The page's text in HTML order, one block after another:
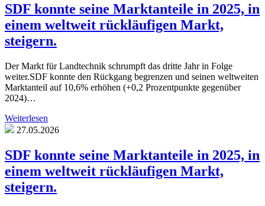
SDF konnte seine Marktanteile in 2025, in
einem weltweit rückläufigen Markt,
steigern.
Der Markt für Landtechnik schrumpft das dritte Jahr in Folge
weiter.SDF konnte den Rückgang begrenzen und seinen weltweiten
Marktanteil auf 10,6% erhöhen (+0,2 Prozentpunkte gegenüber
2024)…
Weiterlesen
27.05.2026
SDF konnte seine Marktanteile in 2025, in
einem weltweit rückläufigen Markt,
steigern.